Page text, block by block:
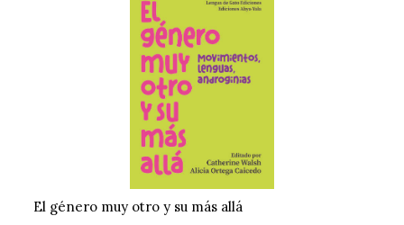
El género muy otro y su más allá